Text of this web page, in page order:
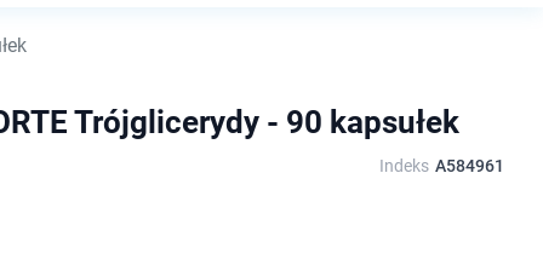
Trójglicerydy - 90 kapsułek
Indeks A584961